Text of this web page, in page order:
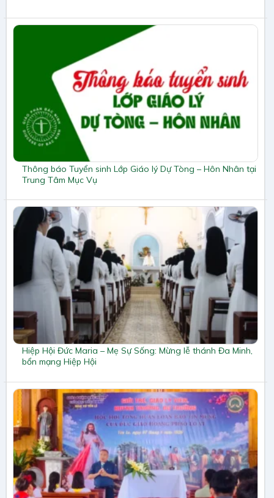
Thông báo Tuyển sinh Lớp Giáo lý Dự Tòng – Hôn Nhân tại
Trung Tâm Mục Vụ
Hiệp Hội Đức Maria – Mẹ Sự Sống: Mừng lễ thánh Đa Minh,
bổn mạng Hiệp Hội